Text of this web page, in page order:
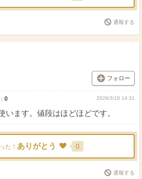
通報する
フォロー
0 2026/3/18 14:31
います。値段はほどほどです。
た！ ありがとう 0
通報する